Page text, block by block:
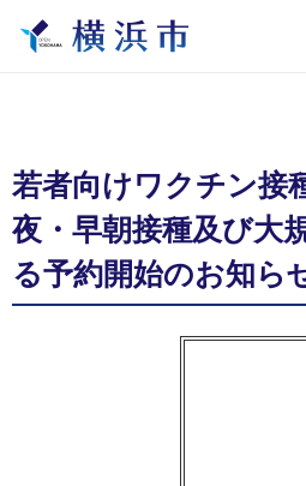
若者向けワクチン接
夜・早朝接種及び大
る予約開始のお知ら